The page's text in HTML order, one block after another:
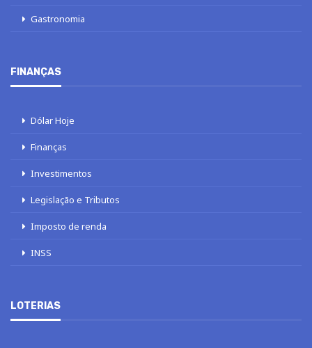
Gastronomia
FINANÇAS
Dólar Hoje
Finanças
Investimentos
Legislação e Tributos
Imposto de renda
INSS
LOTERIAS